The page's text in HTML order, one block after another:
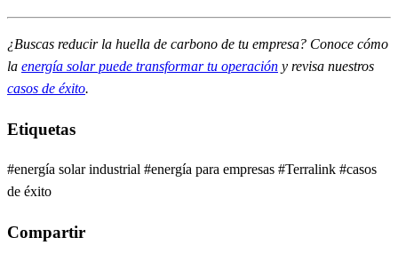
¿Buscas reducir la huella de carbono de tu empresa? Conoce cómo
la energía solar puede transformar tu operación y revisa nuestros
casos de éxito.
Etiquetas
#energía solar industrial #energía para empresas #Terralink #casos
de éxito
Compartir